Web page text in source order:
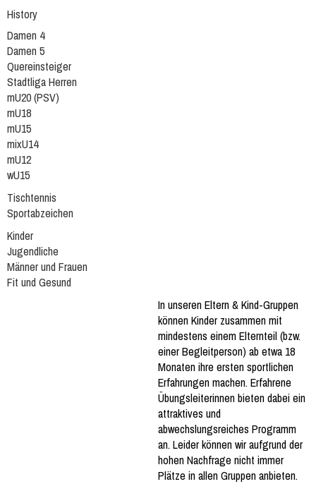
History
Damen 4
Damen 5
Quereinsteiger
Stadtliga Herren
mU20 (PSV)
mU18
mU15
mixU14
mU12
wU15
Tischtennis
Sportabzeichen
Kinder
Jugendliche
Männer und Frauen
Fit und Gesund
In unseren Eltern & Kind-Gruppen
können Kinder zusammen mit
mindestens einem Elternteil (bzw.
einer Begleitperson) ab etwa 18
Monaten ihre ersten sportlichen
Erfahrungen machen. Erfahrene
Übungsleiterinnen bieten dabei ein
attraktives und
abwechslungsreiches Programm
an. Leider können wir aufgrund der
hohen Nachfrage nicht immer
Plätze in allen Gruppen anbieten.